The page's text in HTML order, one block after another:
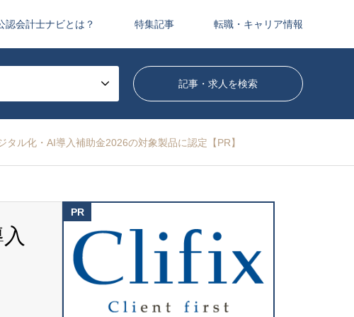
認会計士ナビとは？ 特集記事 転職・キャリア情報
タル化・AI導入補助金2026の対象製品に認定【PR】